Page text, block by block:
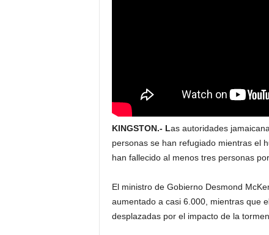
KINGSTON.- Las autoridades
personas se han refugiado mientras el
han fallecido al menos tres personas
El ministro de Gobierno Desmond
aumentado a casi 6.000, mientras que
desplazadas por el impacto de la